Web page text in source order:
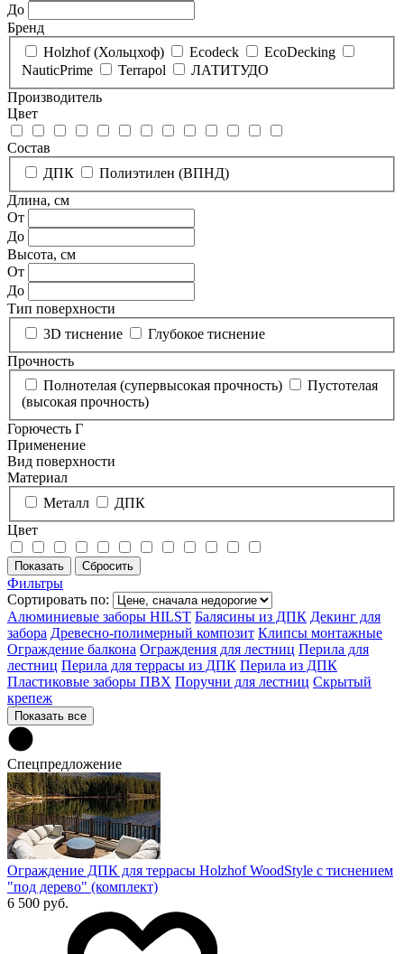
До
Бренд
Holzhof (Хольцхоф)
Ecodeck
EcoDecking
NauticPrime
Terrapol
ЛАТИТУДО
Производитель
Цвет
Состав
ДПК
Полиэтилен (ВПНД)
Длина, см
От
До
Высота, см
От
До
Тип поверхности
3D тиснение
Глубокое тиснение
Прочность
Полнотелая (супервысокая прочность)
Пустотелая
(высокая прочность)
Горючесть Г
Применение
Вид поверхности
Материал
Металл
ДПК
Цвет
Фильтры
Сортировать по:
Алюминиевые заборы HILST Балясины из ДПК Декинг для
забора Древесно-полимерный композит Клипсы монтажные
Ограждение балкона Ограждения для лестниц Перила для
лестниц Перила для террасы из ДПК Перила из ДПК
Пластиковые заборы ПВХ Поручни для лестниц Скрытый
крепеж
Показать все
Спецпредложение
Ограждение ДПК для террасы Holzhof WoodStyle с тиснением
"под дерево" (комплект)
6 500 руб.